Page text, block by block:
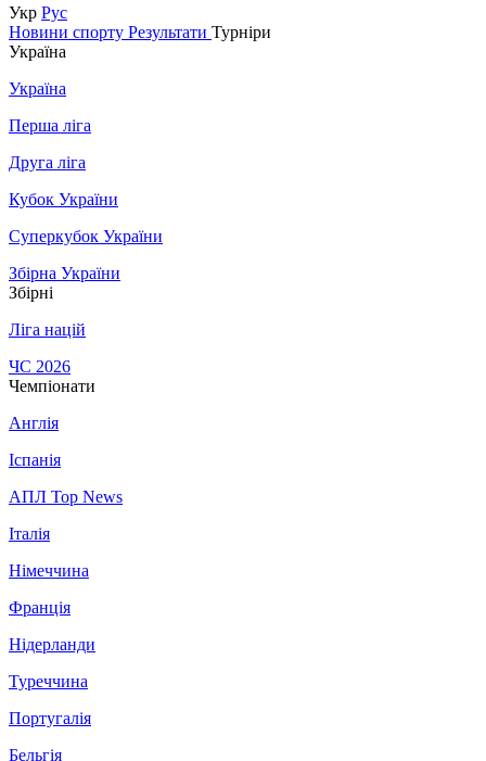
Укр Рус
Новини спорту Результати Турніри
Україна
Україна
Перша ліга
Друга ліга
Кубок України
Суперкубок України
Збірна України
Збірні
Ліга націй
ЧС 2026
Чемпіонати
Англія
Іспанія
АПЛ Top News
Італія
Німеччина
Франція
Нідерланди
Туреччина
Португалія
Бельгія